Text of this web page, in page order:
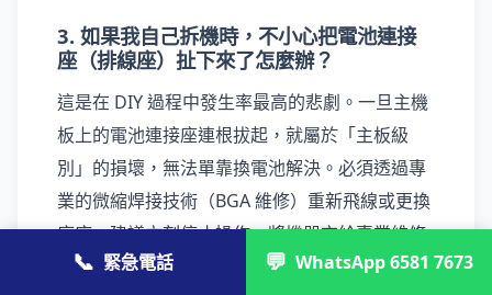
3. 如果我自己拆機時，不小心把電池連接
座（排線座）扯下來了怎麼辦？
這是在 DIY 過程中發生率最高的悲劇。一旦主機
板上的電池連接座連根拔起，就屬於「主板級
別」的損壞，無法單靠換電池解決。必須透過專
業的微縮焊接技術（BGA 維修）重新飛線或更換
底座。建議立刻停止操作，將機器交給專業維修
中心處理。
📞 緊急電話 💬 WhatsApp 6581 7673